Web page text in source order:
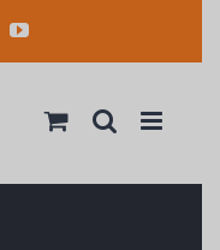
YouTube